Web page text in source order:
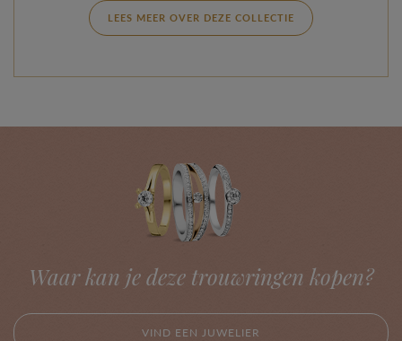
LEES MEER OVER DEZE COLLECTIE
Waar kan je deze trouwringen kopen?
VIND EEN JUWELIER